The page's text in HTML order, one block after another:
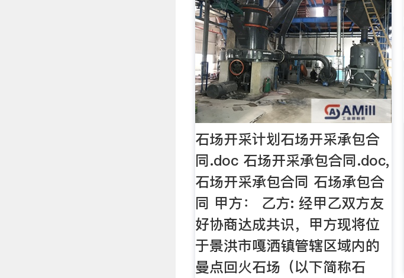
石场开采计划石场开采承包合
同.doc 石场开采承包合同.doc,
石场开采承包合同 石场承包合
同 甲方： 乙方: 经甲乙双方友
好协商达成共识，甲方现将位
于景洪市嘎洒镇管辖区域内的
曼点回火石场（以下简称石